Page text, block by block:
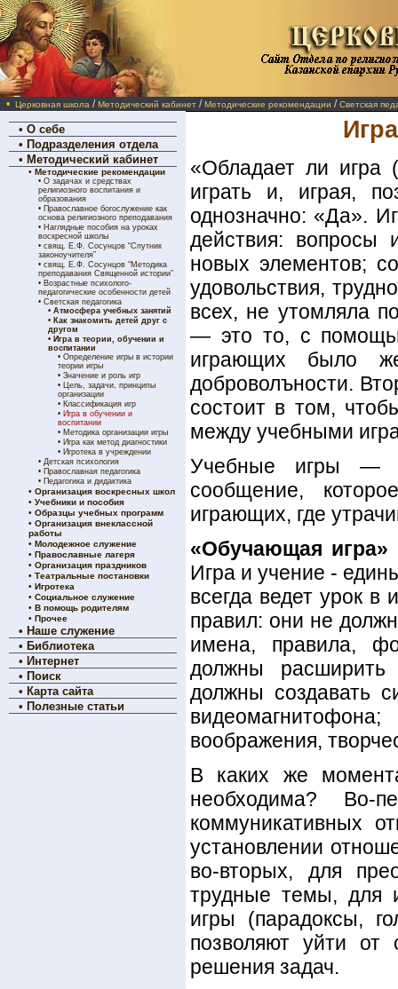
• Церковная школа /Методический кабинет /Методические рекомендации /Светская
• О себе
• Подразделения отдела
• Методический кабинет
• Методические рекомендации
• О задачах и средствах
религиозного воспитания и
образования
• Православное богослужение как
основа религиозного преподавания
• Наглядные пособия на уроках
воскресной школы
• свящ. Е.Ф. Сосунцов “Спутник
законоучителя”
• свящ. Е.Ф. Сосунцов “Методика
преподавания Священной истории”
• Возрастные психолого-
педагогические особенности детей
• Светская педагогика
• Атмосфера учебных занятий
• Как знакомить детей друг с
другом
• Игра в теории, обучении и
воспитании
• Определение игры в истории
теории игры
• Значение и роль игр
• Цель, задачи, принципы
организации
• Классификация игр
• Игра в обучении и
воспитании
• Методика организации игры
• Игра как метод диагностики
• Игротека в учреждении
• Детская психология
• Православная педагогика
• Педагогика и дидактика
• Организация воскресных школ
• Учебники и пособия
• Образцы учебных программ
• Организация внеклассной
работы
• Молодежное служение
• Православные лагеря
• Организация праздников
• Театральные постановки
• Игротека
• Социальное служение
• В помощь родителям
• Прочее
• Наше служение
• Библиотека
• Интернет
• Поиск
• Карта сайта
• Полезные статьи
«Обладает ли игра
играть и, играя,
однозначно: «Да».
действия: вопросы
новых элементов;
удовольствия,
всех, не утомляла
— это то, с
играющих было
доброволъности.
состоит в том,
между учебными
Учебные игры —
сообщение,
играющих, где
«Обучающая игра»
Игра и учение -
всегда ведет урок
правил: они не
имена, правила,
должны
должны создавать
воображения,
В каких же
необходима? Во-
коммуникативных
установлении
во-вторых, для
трудные темы, для
игры (парадоксы,
позволяют уйти от
решения задач.